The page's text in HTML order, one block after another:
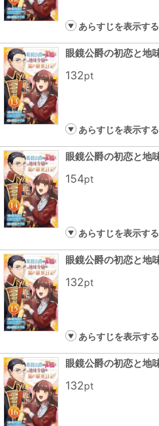
あらすじを表示する
132pt
あらすじを表示する
154pt
あらすじを表示する
132pt
あらすじを表示する
132pt